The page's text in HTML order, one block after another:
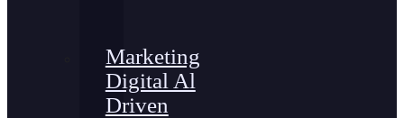
Marketing
Digital Al
Driven